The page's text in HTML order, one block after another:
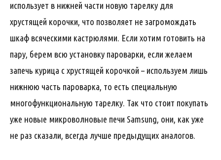
использует в нижней части новую тарелку для
хрустящей корочки, что позволяет не загромождать
шкаф всяческими кастрюлями. Если хотим готовить на
пару, берем всю установку пароварки, если желаем
запечь курица с хрустящей корочкой – используем лишь
нижнюю часть пароварка, то есть специальную
многофункциональную тарелку. Так что стоит покупать
уже новые микроволновые печи Samsung, они, как уже
не раз сказали, всегда лучше предыдущих аналогов.